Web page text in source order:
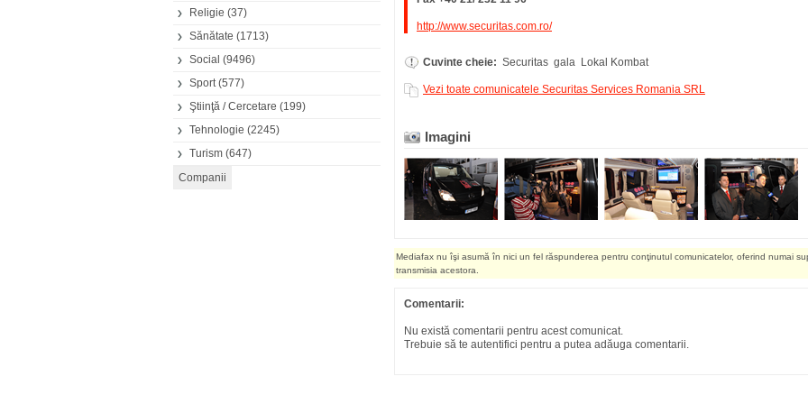
Religie (37)
Sănătate (1713)
Social (9496)
Sport(577)
Ştiinţă / Cercetare (199)
Tehnologie (2245)
Turism (647)
http://www.securitas.com.ro/
Cuvinte cheie: Securitas gala Lokal Kombat
Vezi toate comunicatele Securitas Services Romania SRL
Imagini
Mediafax nu îşi asumă în nici un fel răspunderea pentru conţinutul comunicatelor, oferind numai
transmisia acestora.
Comentarii:
Nu există comentarii pentru acest comunicat.
Trebuie să te autentifici pentru a putea adăuga comentarii.